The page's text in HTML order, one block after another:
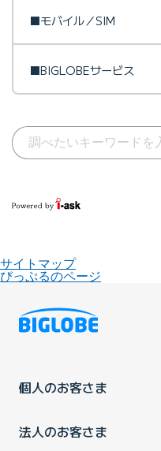
■モバイル／SIM
■BIGLOBEサービス
サイトマップ
びっぷるのページ
個人のお客さま
法人のお客さま